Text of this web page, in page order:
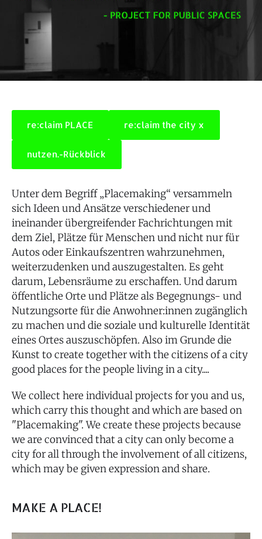
re:claim PLACE re:claim the city x
nutzen.-Rückblick
Unter dem Begriff „Placemaking“ versammeln
sich Ideen und Ansätze verschiedener und
ineinander übergreifender Fachrichtungen mit
dem Ziel, Plätze für Menschen und nicht nur für
Autos oder Einkaufszentren wahrzunehmen,
weiterzudenken und auszugestalten. Es geht
darum, Lebensräume zu erschaffen. Und darum
öffentliche Orte und Plätze als Begegnungs- und
Nutzungsorte für die Anwohner:innen zugänglich
zu machen und die soziale und kulturelle Identität
eines Ortes auszuschöpfen. Also im Grunde die
Kunstto create together with the citizens of a city
good places for the people living in a city....
We collect here individual projects for you and us,
which carry this thought and which are based on
"Placemaking". We create these projects because
we are convinced that a city can only become a
city for all through the involvement of all citizens,
which may be given expression and share.
MAKE A PLACE!